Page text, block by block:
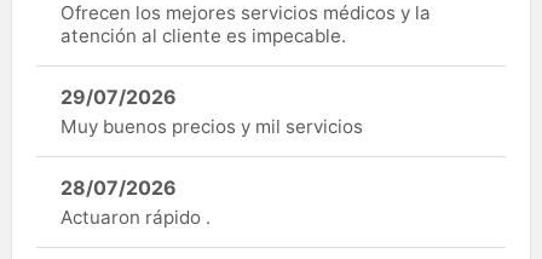
Ofrecen los mejores servicios médicos y la
atención al cliente es impecable.
29/07/2026
Muy buenos precios y mil servicios
28/07/2026
Actuaron rápido .